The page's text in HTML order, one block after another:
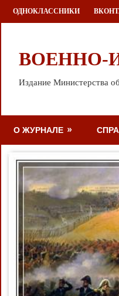
Перейти
к
ОДНОКЛАССНИКИ
ВОЕННО-
Издание Министерства
О ЖУРНАЛЕ